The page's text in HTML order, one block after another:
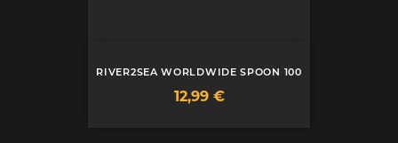
RIVER2SEA WORLDWIDE SPOON 100
Prix
12,99 €